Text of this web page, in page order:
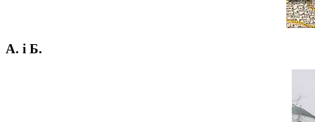
А. і Б.